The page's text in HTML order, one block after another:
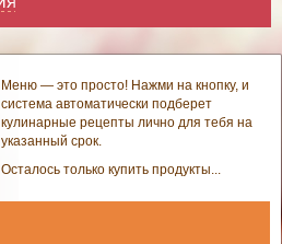
Меню — это просто! Нажми на кнопку, и
система автоматически подберет
кулинарные рецепты лично для тебя на
указанный срок.
Осталось только купить продукты...